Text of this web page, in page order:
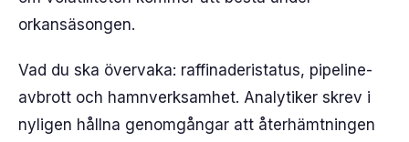
orkansäsongen.
Vad du ska övervaka: raffinaderistatus, pipeline-
avbrott och hamnverksamhet. Analytiker skrev i
nyligen hållna genomgångar att återhämtningen